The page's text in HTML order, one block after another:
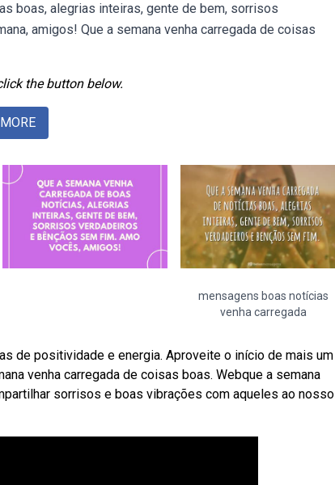
boas, alegrias inteiras, gente de bem, sorrisos
amigos! Que a semana venha carregada de coisas
the button below.
mensagens boas notícias
venha carregada
de positividade e energia. Aproveite o início de mais um
venha carregada de coisas boas. Webque a semana
sorrisos e boas vibrações com aqueles ao nosso